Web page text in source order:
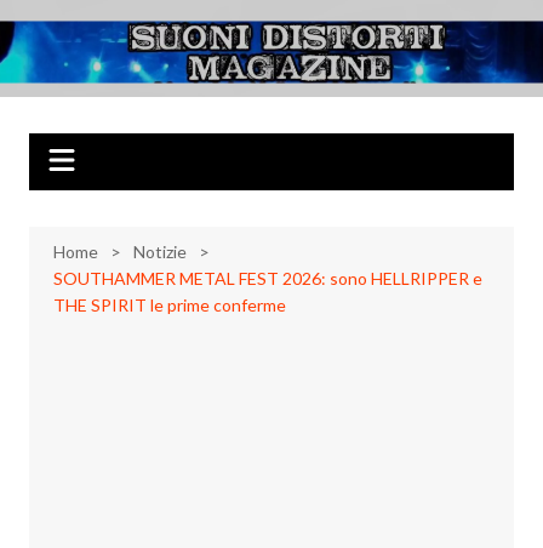
al
contenuto
Suoni Distorti
Magazine
Musica Rock, Metal, Punk e varie sonorità alternative
Home
Notizie
SOUTHAMMER METAL FEST 2026: sono HELLRIPPER e
THE SPIRIT le prime conferme